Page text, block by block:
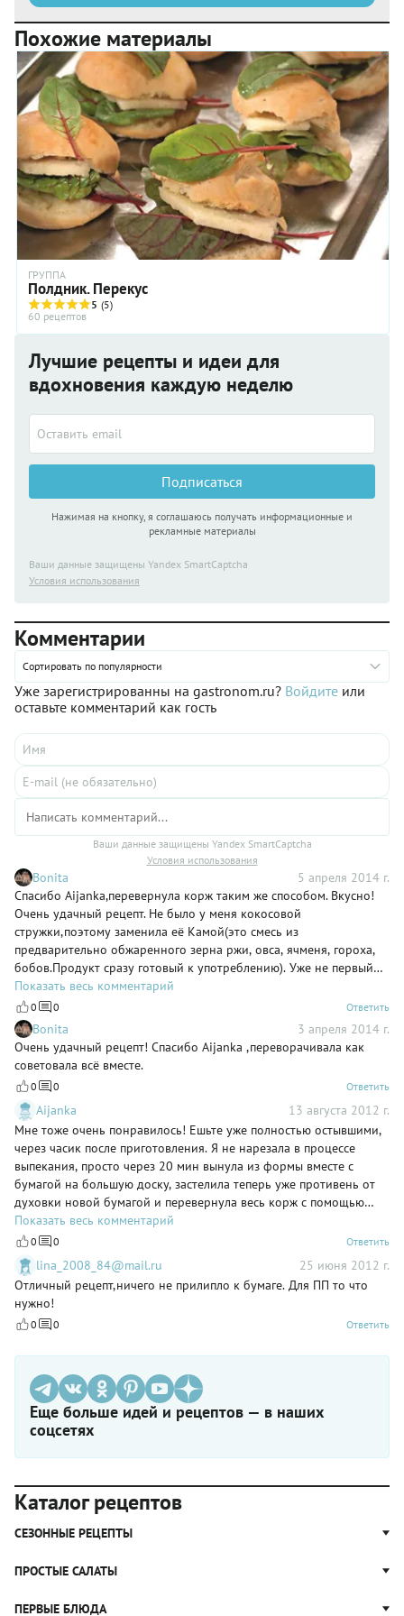
Похожие материалы
ГРУППА
Полдник. Перекус
5 (5)
60 рецептов
Лучшие рецепты и идеи для
вдохновения каждую неделю
Подписаться
Нажимая на кнопку, я соглашаюсь получать информационные и
рекламные материалы
Ваши данные защищены Yandex SmartCaptcha
Условия использования
Комментарии
Сортировать по популярности
Уже зарегистрированны на gastronom.ru? Войдите или
оставьте комментарий как гость
Ваши данные защищены Yandex SmartCaptcha
Условия использования
Bonita
5 апреля 2014 г.
Спасибо Aijanka,перевернула корж таким же способом. Вкусно!
Очень удачный рецепт. Не было у меня кокосовой
стружки,поэтому заменила её Камой(это смесь из
предварительно обжаренного зерна ржи, овса, ячменя, гороха,
бобов.Продукт сразу готовый к употреблению). Уже не первый
раз делаю такую замену.
Показать весь комментарий
0 0 Ответить
Bonita
3 апреля 2014 г.
Очень удачный рецепт! Спасибо Aijanka ,переворачивала как
советовала всё вместе.
0 0 Ответить
Aijanka
13 августа 2012 г.
Мне тоже очень понравилось! Ешьте уже полностью остывшими,
через часик после приготовления. Я не нарезала в процессе
выпекания, просто через 20 мин вынула из формы вместе с
бумагой на большую доску, застелила теперь уже противень от
духовки новой бумагой и перевернула весь корж с помощью
доски на противень, отлепила аккуратно старую бумагу сверху и
вернула в духовку на оставшееся время с понижением
температуры. Готовое вынула и спокойненько нарезала большим
ножом на те же 25 кусочков -)
Показать весь комментарий
0 0 Ответить
lina_2008_84@mail.ru
25 июня 2012 г.
Отличный рецепт,ничего не прилипло к бумаге. Для ПП то что
нужно!
0 0 Ответить
Еще больше идей и рецептов — в наших
соцсетях
Каталог рецептов
СЕЗОННЫЕ РЕЦЕПТЫ
Рецепты из капусты
ПРОСТЫЕ САЛАТЫ
Простые салаты
ПЕРВЫЕ БЛЮДА